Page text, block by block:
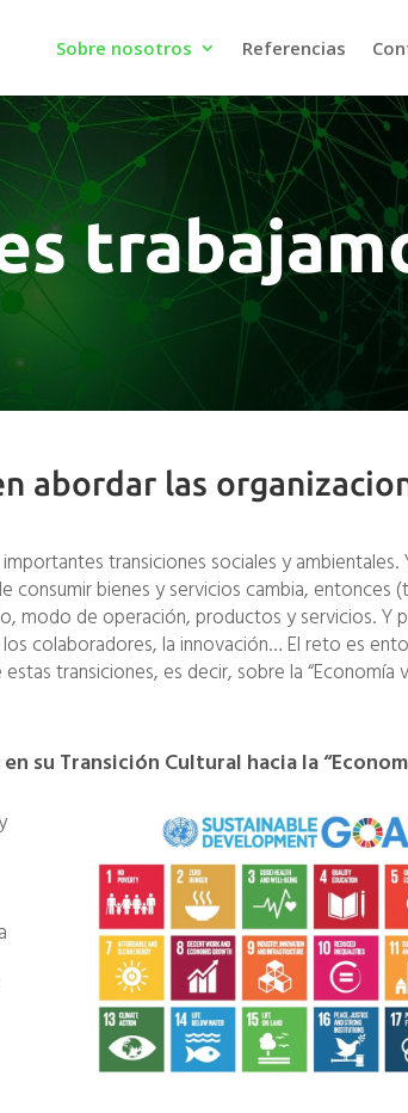
Sobre nosotros Referencias
abordar las
transiciones sociales y ambientales.
consumir bienes y servicios cambia, entonces
modo de operación, productos y servicios. Y
colaboradores, la innovación… El reto es
transiciones, es decir, sobre la “Economía
su Transición Cultural hacia la